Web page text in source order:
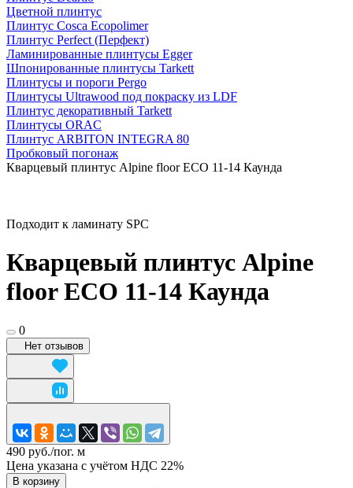
Цветной плинтус
Плинтус Cosca Ecopolimer
Плинтус Perfect (Перфект)
Ламинированные плинтусы Egger
Шпонированные плинтусы Tarkett
Плинтусы и пороги Pergo
Плинтусы Ultrawood под покраску из LDF
Плинтус декоративный Tarkett
Плинтусы ORAC
Плинтус ARBITON INTEGRA 80
Пробковый погонаж
Кварцевый плинтус Alpine floor ECO 11-14 Каунда
Подходит к ламинату SPC
Кварцевый плинтус Alpine
floor ECO 11-14 Каунда
0
Нет отзывов
490 руб./пог. м
Цена указана с учётом НДС 22%
В корзину